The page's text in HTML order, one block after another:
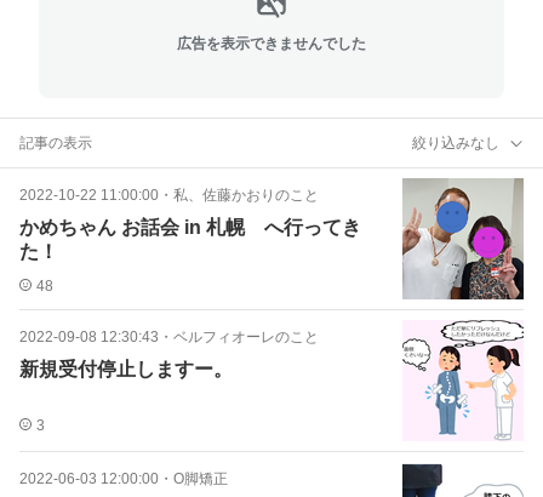
広告を表示できませんでした
記事の表示 絞り込みなし
2022-10-22 11:00:00 ・ 私、佐藤かおりのこと
かめちゃん お話会 in 札幌 へ行ってき
た！
48
2022-09-08 12:30:43 ・ ベルフィオーレのこと
新規受付停止しますー。
3
2022-06-03 12:00:00 ・ О脚矯正